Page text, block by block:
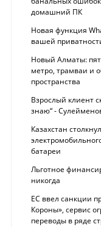
домашний ПК
Новая функция
вашей
Новый Алматы:
метро, трамваи и
пространства
Взрослый клиент
знаю“ -
Казахстан
батареи
Льготное
никогда
ЕС ввел санкции
Короны», сервис
переводы в ряде